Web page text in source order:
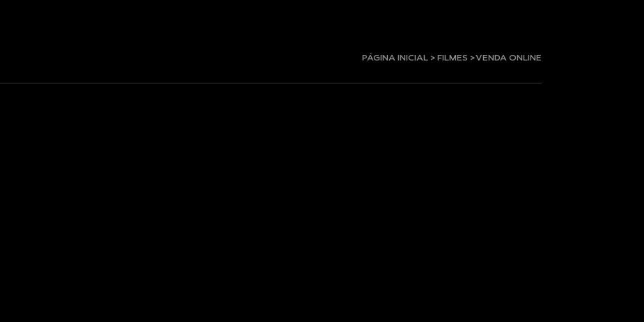
PÁGINA INICIAL > FILMES > VENDA ONLINE